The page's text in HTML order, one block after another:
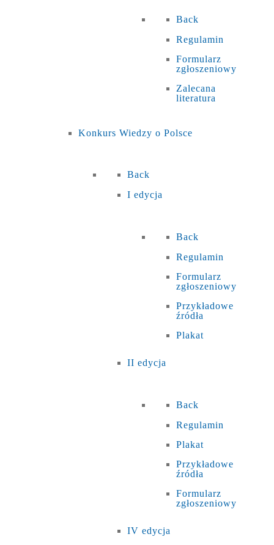
Back
Regulamin
Formularz
zgłoszeniowy
Zalecana
literatura
Konkurs Wiedzy o Polsce
Back
I edycja
Back
Regulamin
Formularz
zgłoszeniowy
Przykładowe
źródła
Plakat
II edycja
Back
Regulamin
Plakat
Przykładowe
źródła
Formularz
zgłoszeniowy
IV edycja